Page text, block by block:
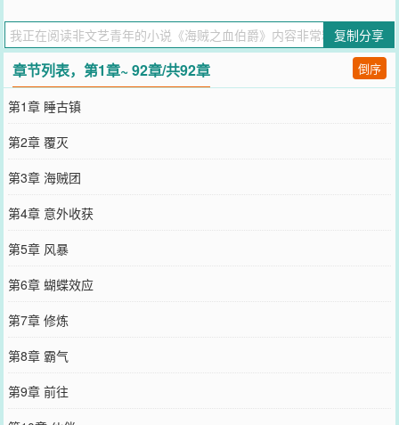
微信里的朋友推荐哦！
复制分享
章节列表，第1章~ 92章/共92章 倒序
第1章 睡古镇
第2章 覆灭
第3章 海贼团
第4章 意外收获
第5章 风暴
第6章 蝴蝶效应
第7章 修炼
第8章 霸气
第9章 前往